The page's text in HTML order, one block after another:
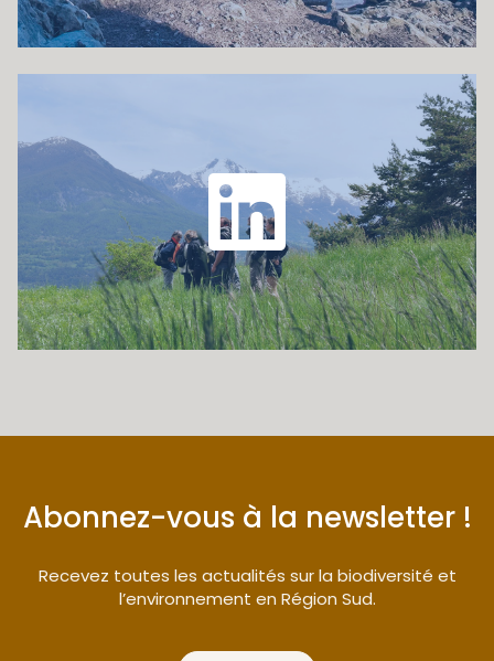
Abonnez-vous à la newsletter !
Recevez toutes les actualités sur la biodiversité et
l’environnement en Région Sud.